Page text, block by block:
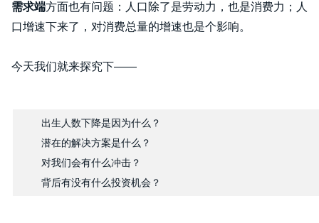
需求端方面也有问题：人口除了是劳动力，也是消费力；人
口增速下来了，对消费总量的增速也是个影响。
今天我们就来探究下——
出生人数下降是因为什么？
潜在的解决方案是什么？
对我们会有什么冲击？
背后有没有什么投资机会？